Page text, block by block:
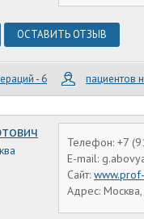
ОСТАВИТЬ ОТЗЫВ
- 6 пациентов
Телефон: +7
E-mail:
Сайт:
Адрес: